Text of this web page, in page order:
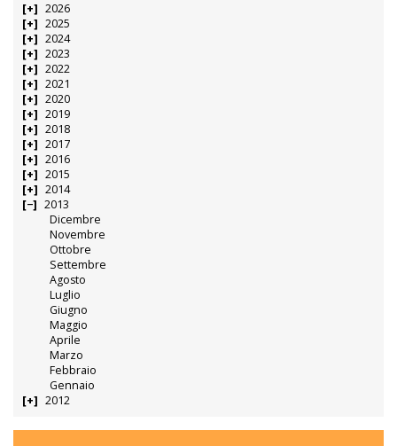
2026
2025
2024
2023
2022
2021
2020
2019
2018
2017
2016
2015
2014
2013
Dicembre
Novembre
Ottobre
Settembre
Agosto
Luglio
Giugno
Maggio
Aprile
Marzo
Febbraio
Gennaio
2012